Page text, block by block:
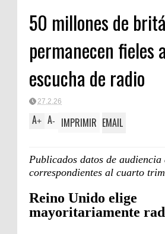
Clásica50 millones de
permanecen fieles
escucha de radio
27.2.26
A+ A- IMPRIMIR EMAIL
Publicados datos de audiencia
correspondientes al cuarto
Reino Unido elige
mayoritariamente